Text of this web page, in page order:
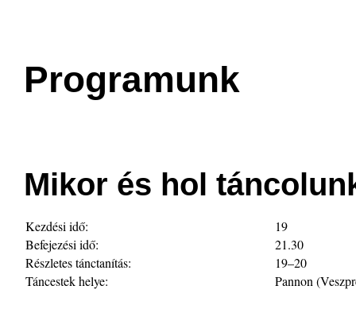
Programunk
Mikor és hol
Kezdési idő:
19
Befejezési idő:
21.30
Részletes tánctanítás:
19–20
Táncestek helye:
Pannon